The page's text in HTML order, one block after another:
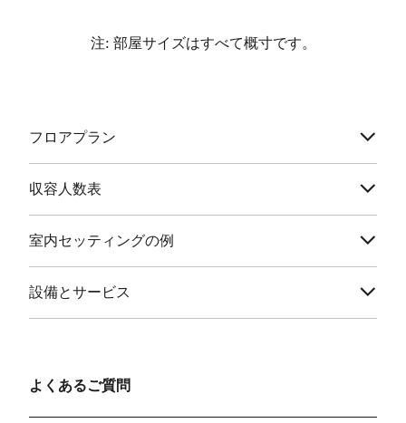
注: 部屋サイズはすべて概寸です。
フロアプラン
収容人数表
室内セッティングの例
設備とサービス
よくあるご質問